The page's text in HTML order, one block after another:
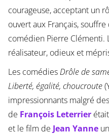
courageuse, acceptant un
ouvert aux Français,
comédien Pierre Clémenti.
réalisateur, odieux et
Les comédiesDrôle de
Liberté, égalité, choucroute
impressionnants malgré
de François Leterrierétait
et le film de Jean Yanne